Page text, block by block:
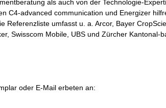
als auch von der Technologie-
C4-advanced communication und Energizer
Referenzliste umfasst u. a. Arcor, Bayer
Swisscom Mobile, UBS und Zürcher Kantonal-
oder E-Mail erbeten an: